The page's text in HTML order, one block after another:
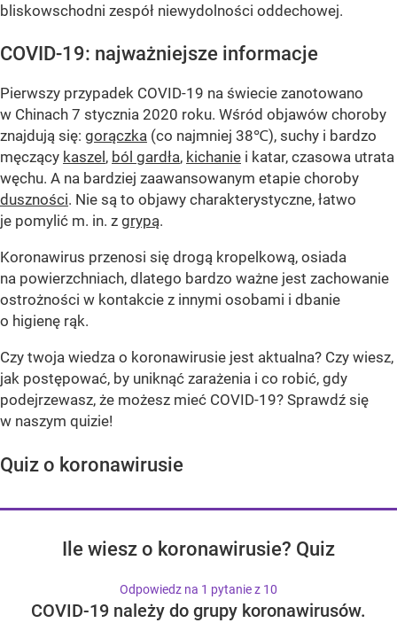
bliskowschodni zespół niewydolności oddechowej.
COVID-19: najważniejsze informacje
Pierwszy przypadek COVID-19 na świecie zanotowano
w Chinach 7 stycznia 2020 roku. Wśród objawów choroby
znajdują się: gorączka (co najmniej 38℃), suchy i bardzo
męczący kaszel, ból gardła, kichanie i katar, czasowa utrata
węchu. A na bardziej zaawansowanym etapie choroby
duszności. Nie są to objawy charakterystyczne, łatwo
je pomylić m. in. z grypą.
Koronawirus przenosi się drogą kropelkową, osiada
na powierzchniach, dlatego bardzo ważne jest zachowanie
ostrożności w kontakcie z innymi osobami i dbanie
o higienę rąk.
Czy twoja wiedza o koronawirusie jest aktualna? Czy wiesz,
jak postępować, by uniknąć zarażenia i co robić, gdy
podejrzewasz, że możesz mieć COVID-19? Sprawdź się
w naszym quizie!
Quiz o koronawirusie
Ile wiesz o koronawirusie? Quiz
Odpowiedz na 1 pytanie z 10
COVID-19 należy do grupy koronawirusów.